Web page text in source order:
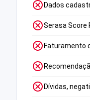
Dados
Serasa Score
Faturamento
Dívidas,